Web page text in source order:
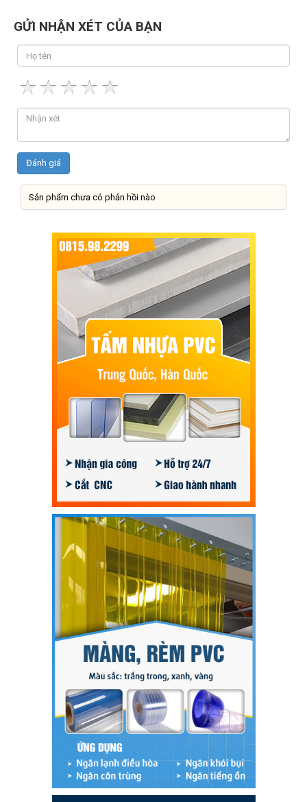
GỬI NHẬN XÉT CỦA BẠN
Sản phẩm chưa có phản hồi nào